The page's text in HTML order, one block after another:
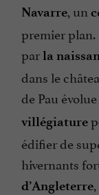
Navarre, un
premier plan.
parla
dans le
de Pau
villégiature
édifier de
hivernants
d’Angleterre,